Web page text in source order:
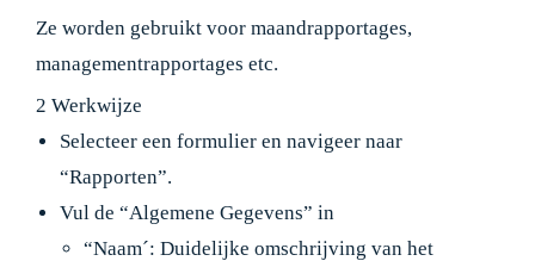
Ze worden gebruikt voor maandrapportages,
managementrapportages etc.
2 Werkwijze
Selecteer een formulier en navigeer naar
“Rapporten”.
Vul de “Algemene Gegevens” in
“Naam´: Duidelijke omschrijving van het